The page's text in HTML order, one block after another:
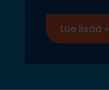
Lue lisää »